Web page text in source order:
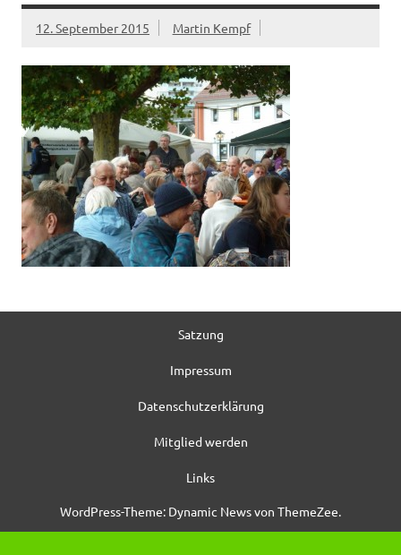
12. September 2015 Martin Kempf
Satzung
Impressum
Datenschutzerklärung
Mitglied werden
Links
WordPress-Theme: Dynamic News von ThemeZee.